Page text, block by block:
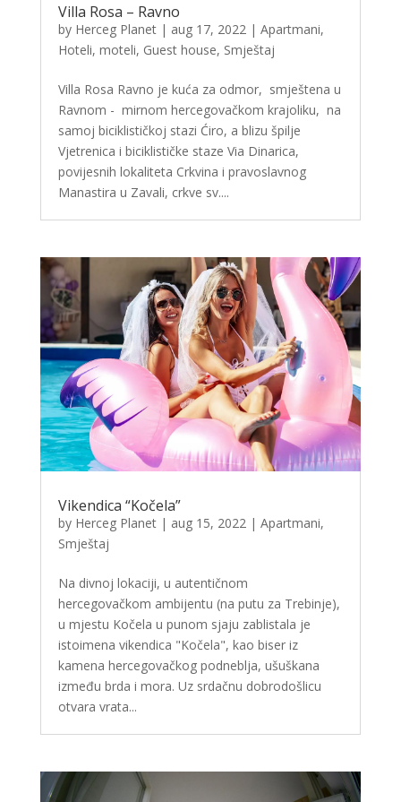
Villa Rosa – Ravno
by Herceg Planet| aug 17, 2022| Apartmani,
Hoteli, moteli, Guest house, Smještaj
Villa Rosa Ravno je kuća za odmor, smještena u
Ravnom - mirnom hercegovačkom krajoliku, na
samoj biciklističkoj stazi Ćiro, a blizu špilje
Vjetrenica i biciklističke staze Via Dinarica,
povijesnih lokaliteta Crkvina i pravoslavnog
Manastira u Zavali, crkve sv....
Vikendica “Kočela”
by Herceg Planet| aug 15, 2022| Apartmani,
Smještaj
Na divnoj lokaciji, u autentičnom
hercegovačkom ambijentu (na putu za Trebinje),
u mjestu Kočela u punom sjaju zablistala je
istoimena vikendica "Kočela", kao biser iz
kamena hercegovačkog podneblja, ušuškana
između brda i mora. Uz srdačnu dobrodošlicu
otvara vrata...